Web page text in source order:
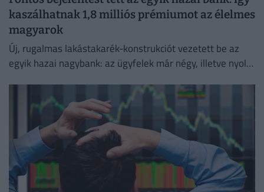
kaszálhatnak 1,8 milliós prémiumot az élelmes
magyarok
Új, rugalmas lakástakarék-konstrukciót vezetett be az
egyik hazai nagybank: az ügyfelek már négy, illetve nyolc